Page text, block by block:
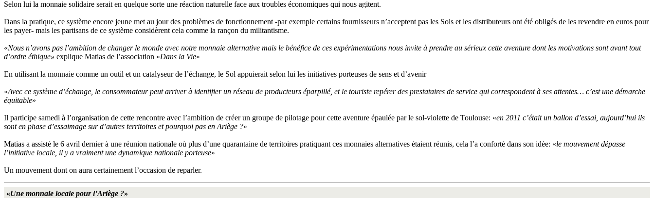
Selon lui la monnaie solidaire serait en quelque sorte une réaction naturelle face aux troubles économiques qui nous agitent.
Dans la pratique, ce système encore jeune met au jour des problèmes de fonctionnement -par exemple certains fournisseurs n’acceptent pas les Sols et les distributeurs ont été obligés de les revendre en euros pour
les payer- mais les partisans de ce système considèrent cela comme la rançon du militantisme.
«Nous n’avons pas l’ambition de changer le monde avec notre monnaie alternative mais le bénéfice de ces expérimentations nous invite à prendre au sérieux cette aventure dont les motivations sont avant tout
d’ordre éthique» explique Matias de l’association «Dans la Vie»
En utilisant la monnaie comme un outil et un catalyseur de l’échange, le Sol appuierait selon lui les initiatives porteuses de sens et d’avenir
«Avec ce système d’échange, le consommateur peut arriver à identifier un réseau de producteurs éparpillé, et le touriste repérer des prestataires de service qui correspondent à ses attentes… c’est une démarche
équitable»
Il participe samedi à l’organisation de cette rencontre avec l’ambition de créer un groupe de pilotage pour cette aventure épaulée par le sol-violette de Toulouse: «en 2011 c’était un ballon d’essai, aujourd’hui ils
sont en phase d’essaimage sur d’autres territoires et pourquoi pas en Ariège ?»
Matias a assisté le 6 avril dernier à une réunion nationale où plus d’une quarantaine de territoires pratiquant ces monnaies alternatives étaient réunis, cela l’a conforté dans son idée: «le mouvement dépasse
l’initiative locale, il y a vraiment une dynamique nationale porteuse»
Un mouvement dont on aura certainement l’occasion de reparler.
«Une monnaie locale pour l’Ariège ?»